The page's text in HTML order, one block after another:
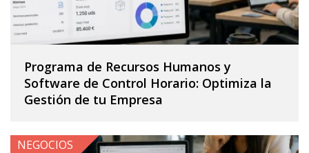
Programa de Recursos Humanos y
Software de Control Horario: Optimiza la
Gestión de tu Empresa
NEGOCIOS